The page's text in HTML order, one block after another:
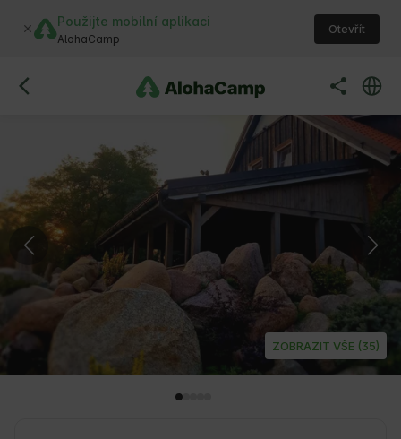
Použijte mobilní aplikaci
AlohaCamp
Otevřít
ZOBRAZIT VŠE (35)